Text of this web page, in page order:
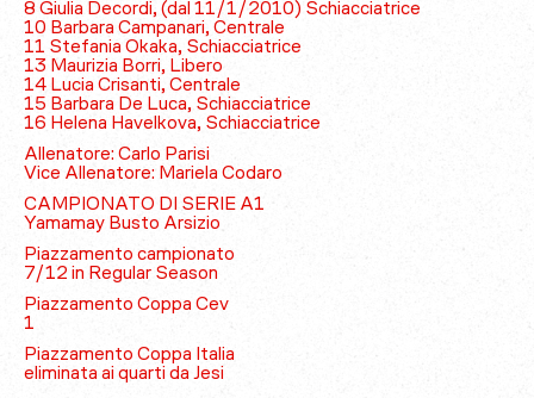
8 Giulia Decordi, (dal 11/1/2010) Schiacciatrice
10 Barbara Campanari, Centrale
11 Stefania Okaka, Schiacciatrice
13 Maurizia Borri, Libero
14 Lucia Crisanti, Centrale
15 Barbara De Luca, Schiacciatrice
16 Helena Havelkova, Schiacciatrice
Allenatore: Carlo Parisi
Vice Allenatore: Mariela Codaro
CAMPIONATO DI SERIE A1
Yamamay Busto Arsizio
Piazzamento campionato
7/12 in Regular Season
Piazzamento Coppa Cev
1
Piazzamento Coppa Italia
eliminata ai quarti da Jesi